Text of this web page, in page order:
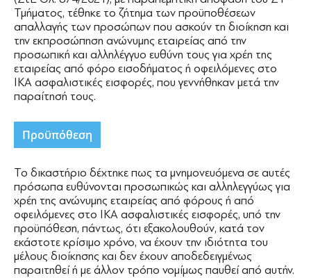
Τμήματος, τέθηκε το ζήτημα των προϋποθέσεων
απαλλαγής των προσώπων που ασκούν τη διοίκηση και
την εκπροσώπηση ανώνυμης εταιρείας από την
προσωπική και αλληλέγγυο ευθύνη τους για χρέη της
εταιρείας από φόρο εισοδήματος ή οφειλόμενες στο
ΙΚΑ ασφαλιστικές εισφορές, που γεννήθηκαν μετά την
παραίτησή τους.
Προϋπόθεση
Το δικαστήριο δέχτηκε πως τα μνημονευόμενα σε αυτές
πρόσωπα ευθύνονται προσωπικώς και αλληλεγγύως για
χρέη της ανώνυμης εταιρείας από φόρους ή από
οφειλόμενες στο ΙΚΑ ασφαλιστικές εισφορές, υπό την
προϋπόθεση, πάντως, ότι εξακολουθούν, κατά τον
εκάστοτε κρίσιμο χρόνο, να έχουν την ιδιότητα του
μέλους διοίκησης και δεν έχουν αποδεδειγμένως
παραιτηθεί ή με άλλον τρόπο νομίμως παυθεί από αυτήν.